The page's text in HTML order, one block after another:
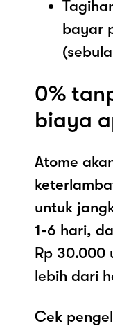
bayar
0%
biaya
Atome
untuk
1-6 hari,
Rp 30.000
lebih dari
Cek